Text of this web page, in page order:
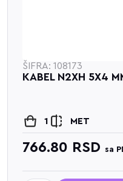
ŠIFRA: 108173
KABEL N2XH 5X4
1 MET
766.80 RSD sa